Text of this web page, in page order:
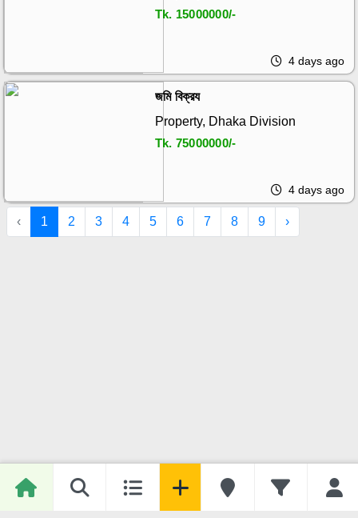
Tk. 15000000/-
4 days ago
জমি বিক্রয
Property, Dhaka Division
Tk. 75000000/-
4 days ago
‹ 1 2 3 4 5 6 7 8 9 ›